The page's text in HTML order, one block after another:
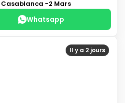
Casablanca -2 Mars
Whatsapp
Il y a 2 jours